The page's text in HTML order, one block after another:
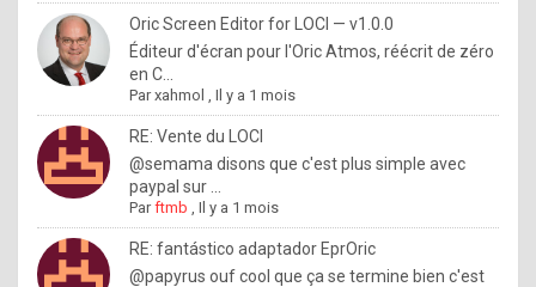
o
u
w
a
n
t
o
Oric Screen Editor for LOCI — v1.0.0
Éditeur d'écran pour l'Oric Atmos, réécrit de zéro
en C...
Parxahmol ,Il y a 1 mois
RE: Vente du LOCI
@semama disons que c'est plus simple avec
paypal sur ...
Parftmb ,Il y a 1 mois
RE: fantástico adaptador EprOric
@papyrus ouf cool que ça se termine bien c'est